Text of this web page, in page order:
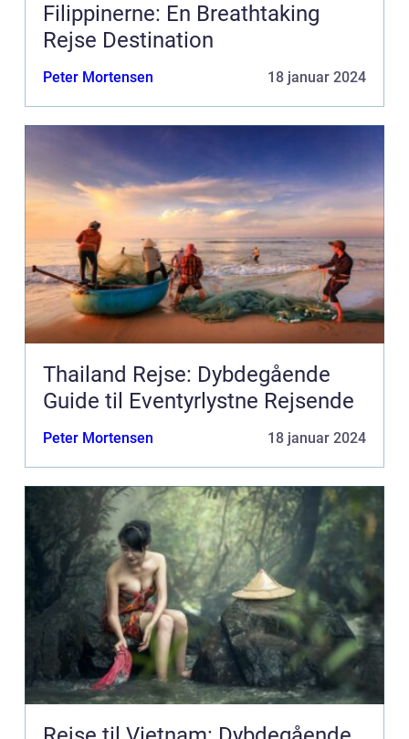
Filippinerne: En Breathtaking
Rejse Destination
Peter Mortensen 18 januar 2024
Thailand Rejse: Dybdegående
Guide til Eventyrlystne Rejsende
Peter Mortensen 18 januar 2024